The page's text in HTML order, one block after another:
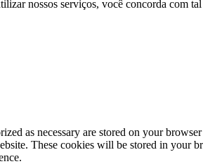
nossos serviços, você concorda com
as necessary are stored on your
These cookies will be stored in your